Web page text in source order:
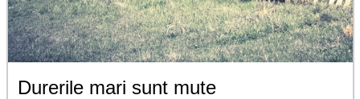
Durerile mari sunt mute